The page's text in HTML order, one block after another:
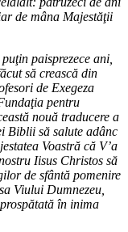
de mâna Majestăţii
paisprezece ani,
să crească din
de Exegeza
pentru
nouă traducere a
Biblii să salute adânc
Voastră că V’a
Iisus Christos să
de sfântă pomenire
Viului Dumnezeu,
în inima